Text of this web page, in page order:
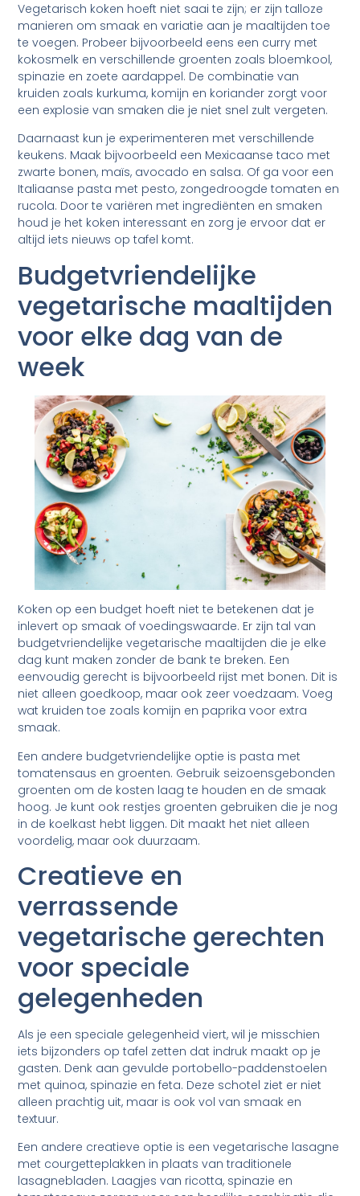
Vegetarisch koken hoeft niet saai te zijn; er zijn talloze
manieren om smaak en variatie aan je maaltijden toe
te voegen. Probeer bijvoorbeeld eens een curry met
kokosmelk en verschillende groenten zoals bloemkool,
spinazie en zoete aardappel. De combinatie van
kruiden zoals kurkuma, komijn en koriander zorgt voor
een explosie van smaken die je niet snel zult vergeten.
Daarnaast kun je experimenteren met verschillende
keukens. Maak bijvoorbeeld een Mexicaanse taco met
zwarte bonen, maïs, avocado en salsa. Of ga voor een
Italiaanse pasta met pesto, zongedroogde tomaten en
rucola. Door te variëren met ingrediënten en smaken
houd je het koken interessant en zorg je ervoor dat er
altijd iets nieuws op tafel komt.
Budgetvriendelijke
vegetarische maaltijden
voor elke dag van de
week
Koken op een budget hoeft niet te betekenen dat je
inlevert op smaak of voedingswaarde. Er zijn tal van
budgetvriendelijke vegetarische maaltijden die je elke
dag kunt maken zonder de bank te breken. Een
eenvoudig gerecht is bijvoorbeeld rijst met bonen. Dit is
niet alleen goedkoop, maar ook zeer voedzaam. Voeg
wat kruiden toe zoals komijn en paprika voor extra
smaak.
Een andere budgetvriendelijke optie is pasta met
tomatensaus en groenten. Gebruik seizoensgebonden
groenten om de kosten laag te houden en de smaak
hoog. Je kunt ook restjes groenten gebruiken die je nog
in de koelkast hebt liggen. Dit maakt het niet alleen
voordelig, maar ook duurzaam.
Creatieve en
verrassende
vegetarische gerechten
voor speciale
gelegenheden
Als je een speciale gelegenheid viert, wil je misschien
iets bijzonders op tafel zetten dat indruk maakt op je
gasten. Denk aan gevulde portobello-paddenstoelen
met quinoa, spinazie en feta. Deze schotel ziet er niet
alleen prachtig uit, maar is ook vol van smaak en
textuur.
Een andere creatieve optie is een vegetarische lasagne
met courgetteplakken in plaats van traditionele
lasagnebladen. Laagjes van ricotta, spinazie en